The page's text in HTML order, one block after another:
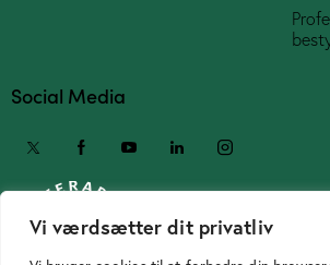
Vi værdsætter dit privatliv
Social Media